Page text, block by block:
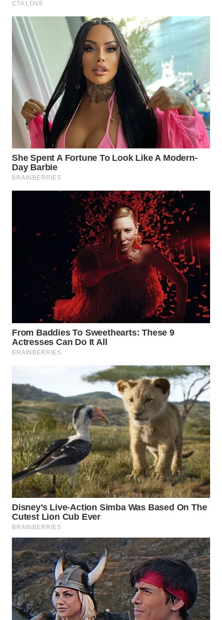
WN
DEPOK
WN
TAPANULI
UTARA
SAMOSIR
WN
PADANG
LAWAS
WN
KEPULAUAN
TANGERANG
WN
BINJAI
WN
INDRAMAYU
WN
KUNINGAN
WN
MAJALENGKA
WN
SUBANG
WN
SUKABUMI
WN
PURWAKARTA